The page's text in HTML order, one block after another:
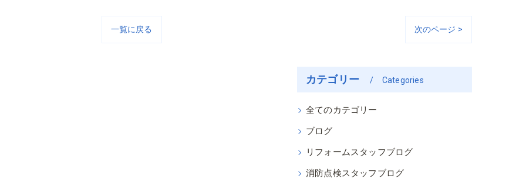
一覧に戻る 次のページ >
カテゴリー Categories
全てのカテゴリー
ブログ
リフォームスタッフブログ
消防点検スタッフブログ